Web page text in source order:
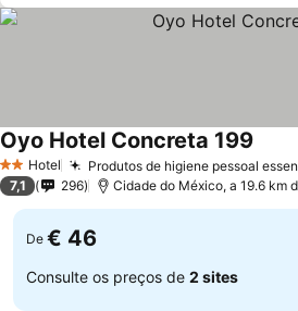
2 Estrelas
Hotel Produtos de higiene pessoal
Oyo Hotel Concreta 199
7,1 296 Cidade do México, a 19.6 km
De € 46
Consulte os preços de 2 sites